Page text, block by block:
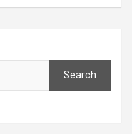
Search